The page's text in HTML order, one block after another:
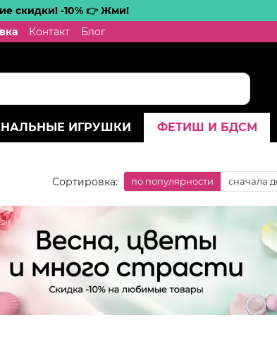
скидки! -10% 👉 Жми!
Контакт Блог
ИГРУШКИ ФЕТИШ И БДСМ
Сортировка: по популярности сначала